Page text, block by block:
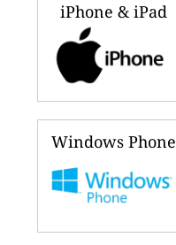
iPhone & iPad
Windows Phone